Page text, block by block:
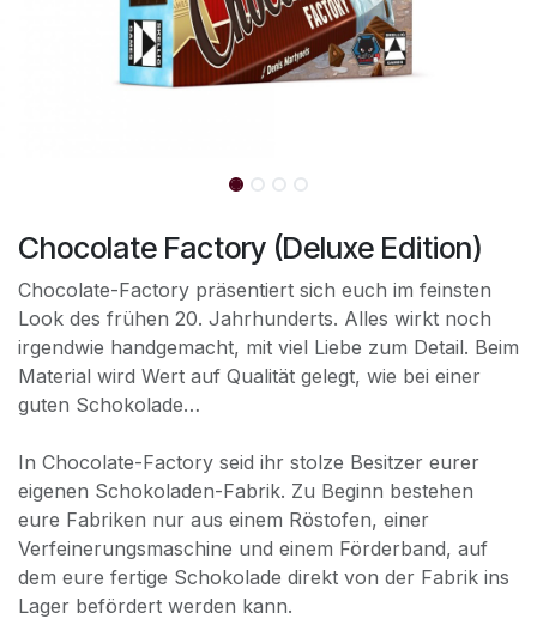
Chocolate Factory (Deluxe Edition)
Chocolate-Factory präsentiert sich euch im feinsten
Look des frühen 20. Jahrhunderts. Alles wirkt noch
irgendwie handgemacht, mit viel Liebe zum Detail. Beim
Material wird Wert auf Qualität gelegt, wie bei einer
guten Schokolade…
In Chocolate-Factory seid ihr stolze Besitzer eurer
eigenen Schokoladen-Fabrik. Zu Beginn bestehen
eure Fabriken nur aus einem Röstofen, einer
Verfeinerungsmaschine und einem Förderband, auf
dem eure fertige Schokolade direkt von der Fabrik ins
Lager befördert werden kann.